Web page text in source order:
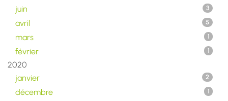
juin 3
avril 5
mars 1
février 1
2020
janvier
2
décembre 1